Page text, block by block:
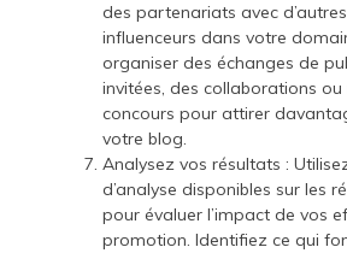
des partenariats avec
influenceurs dans votre
organiser des échanges de
invitées, des collaborations
concours pour attirer
votre blog.
Analysez vos résultats :
d’analyse disponibles sur les
pour évaluer l’impact de vos
promotion. Identifiez ce qui